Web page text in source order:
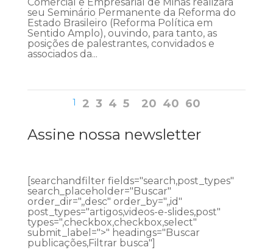
Comercial e Empresarial de Minas realizará
seu Seminário Permanente da Reforma do
Estado Brasileiro (Reforma Política em
Sentido Amplo), ouvindo, para tanto, as
posições de palestrantes, convidados e
associados da...
1 2 3 4 5 20 40 60
Assine nossa newsletter
[searchandfilter fields="search,post_types"
search_placeholder="Buscar"
order_dir=",,desc" order_by=",,id"
post_types="artigos,videos-e-slides,post"
types=",checkbox,checkbox,select"
submit_label=">" headings="Buscar
publicações,Filtrar busca"]